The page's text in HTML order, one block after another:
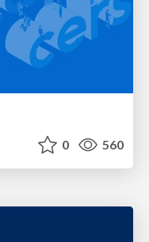
0 560